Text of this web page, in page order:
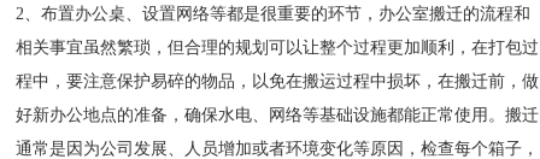
2、布置办公桌、设置网络等都是很重要的环节，办公室搬迁的流程和
相关事宜虽然繁琐，但合理的规划可以让整个过程更加顺利，在打包过
程中，要注意保护易碎的物品，以免在搬运过程中损坏，在搬迁前，做
好新办公地点的准备，确保水电、网络等基础设施都能正常使用。搬迁
通常是因为公司发展、人员增加或者环境变化等原因，检查每个箱子，